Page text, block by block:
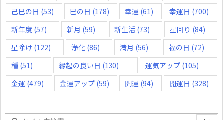
己巳の日 (53) 巳の日 (178) 幸運 (61) 幸運日 (700)
新年度 (57) 新月 (59) 新生活 (73) 星回り (84)
星除け (122) 浄化 (86) 満月 (56) 福の日 (72)
種 (51) 縁起の良い日 (130) 運気アップ(105)
金運 (479) 金運アップ (59) 開運 (94) 開運日 (328)